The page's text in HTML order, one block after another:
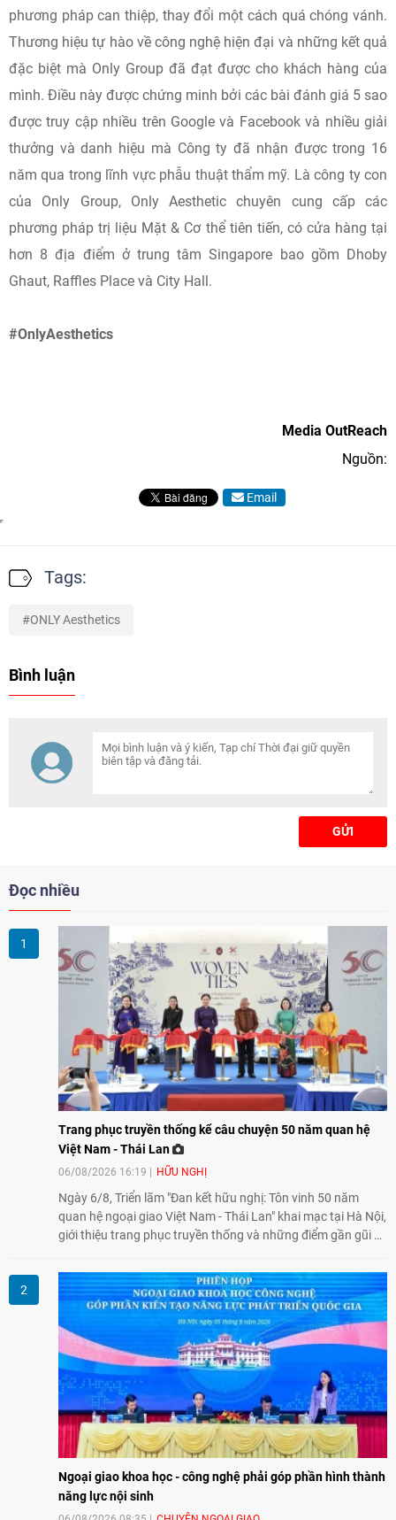
phương pháp can thiệp, thay đổi một cách quá chóng vánh.
Thương hiệu tự hào về công nghệ hiện đại và những kết quả
đặc biệt mà Only Group đã đạt được cho khách hàng của
mình. Điều này được chứng minh bởi các bài đánh giá 5 sao
được truy cập nhiều trên Google và Facebook và nhiều giải
thưởng và danh hiệu mà Công ty đã nhận được trong 16
năm qua trong lĩnh vực phẫu thuật thẩm mỹ. Là công ty con
của Only Group, Only Aesthetic chuyên cung cấp các
phương pháp trị liệu Mặt & Cơ thể tiên tiến, có cửa hàng tại
hơn 8 địa điểm ở trung tâm Singapore bao gồm Dhoby
Ghaut, Raffles Place và City Hall.
#OnlyAesthetics
Media OutReach
Nguồn:
Email
Tags:
ONLY Aesthetics
Bình luận
GỬI
Đọc nhiều
Trang phục truyền thống kể câu chuyện 50 năm quan hệ
Việt Nam - Thái Lan
06/08/2026 16:19 HỮU NGHỊ
Ngày 6/8, Triển lãm "Đan kết hữu nghị: Tôn vinh 50 năm
quan hệ ngoại giao Việt Nam - Thái Lan" khai mạc tại Hà Nội,
giới thiệu trang phục truyền thống và những điểm gần gũi về
giao lưu nhân dân trong chặng đường nửa thế kỷ quan hệ
song phương.
Ngoại giao khoa học - công nghệ phải góp phần hình thành
năng lực nội sinh